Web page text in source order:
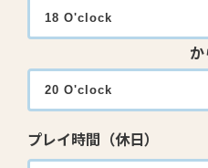
か
プレイ時間（休日）